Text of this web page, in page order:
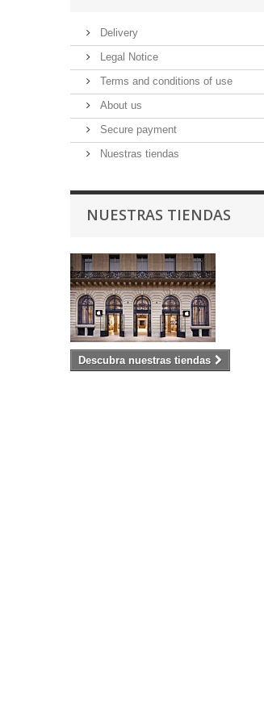
Delivery
Legal Notice
Terms and conditions of use
About us
Secure payment
Nuestras tiendas
NUESTRAS TIENDAS
Descubra nuestras tiendas